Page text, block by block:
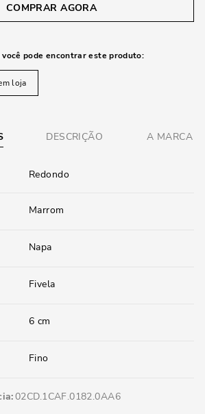
COMPRAR AGORA
pode encontrar este produto:
loja
DESCRIÇÃO A MARCA
Redondo
Marrom
Napa
Fivela
6 cm
Fino
02CD.1CAF.0182.0AA6